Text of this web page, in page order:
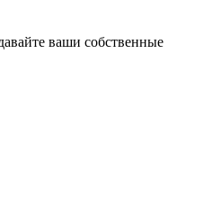
ваши собственные